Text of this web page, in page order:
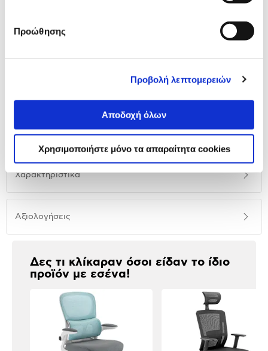
Προώθησης
Προβολή λεπτομερειών
Αποδοχή όλων
Χρησιμοποιήστε μόνο τα απαραίτητα cookies
Προσθήκη
παρουσίαση
Αναλυτική παρουσίαση
Προδιαγραφές
Χαρακτηριστικά
Αξιολογήσεις
Δες τι κλίκαραν όσοι είδαν το ίδιο
προϊόν με εσένα!